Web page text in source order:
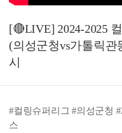
[🔴LIVE] 2024-2025
(의성군청vs가톨릭관
시
#컬링슈퍼리그 #의성군청
스